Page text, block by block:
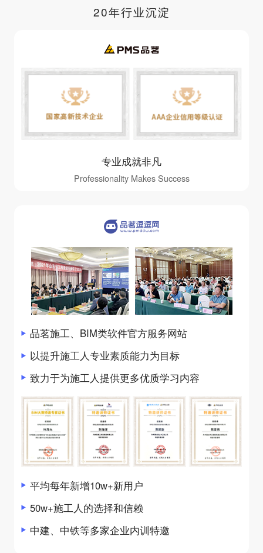
20年行业沉淀
专业成就非凡
Professionality Makes Success
品茗施工、BIM类软件官方服务网站
以提升施工人专业素质能力为目标
致力于为施工人提供更多优质学习内容
平均每年新增10w+新用户
50w+施工人的选择和信赖
中建、中铁等多家企业内训特邀